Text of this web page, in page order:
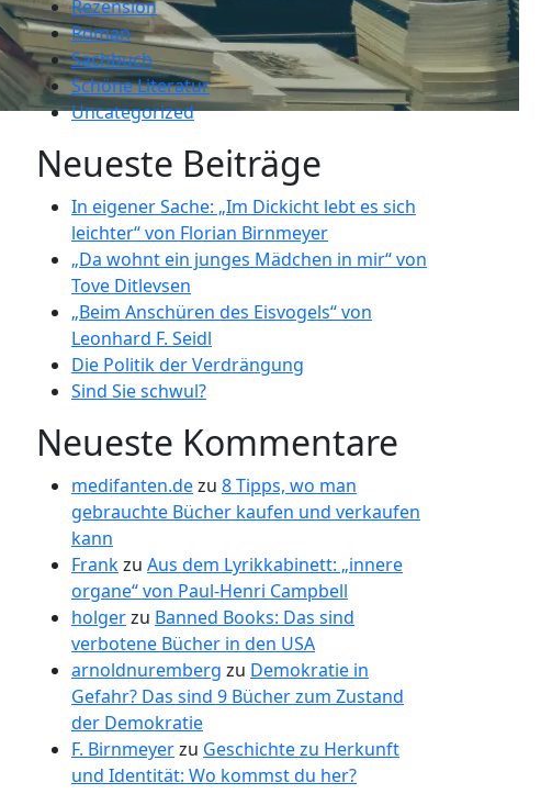
Rezension
Roman
Sachbuch
Schöne Literatur
Uncategorized
Neueste Beiträge
In eigener Sache: „Im Dickicht lebt es sich
leichter“ von Florian Birnmeyer
„Da wohnt ein junges Mädchen in mir“ von
Tove Ditlevsen
„Beim Anschüren des Eisvogels“ von
Leonhard F. Seidl
Die Politik der Verdrängung
Sind Sie schwul?
Neueste Kommentare
medifanten.dezu 8 Tipps, wo man
gebrauchte Bücher kaufen und verkaufen
kann
Frankzu Aus dem Lyrikkabinett: „innere
organe“ von Paul-Henri Campbell
holgerzu Banned Books: Das sind
verbotene Bücher in den USA
arnoldnuremberg zu Demokratie in
Gefahr? Das sind 9 Bücher zum Zustand
der Demokratie
F. Birnmeyerzu Geschichte zu Herkunft
und Identität: Wo kommst du her?